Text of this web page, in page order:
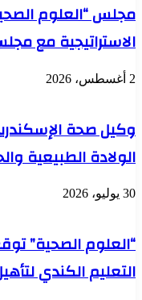
اليوم
العالمي
للتمريض
مجلس “العلوم
الاستراتيجية مع
2 أغسطس، 2026
وكيل صحة
الولادة الطبيعية
30 يوليو، 2026
“العلوم الصحية”
التعليم الكندي